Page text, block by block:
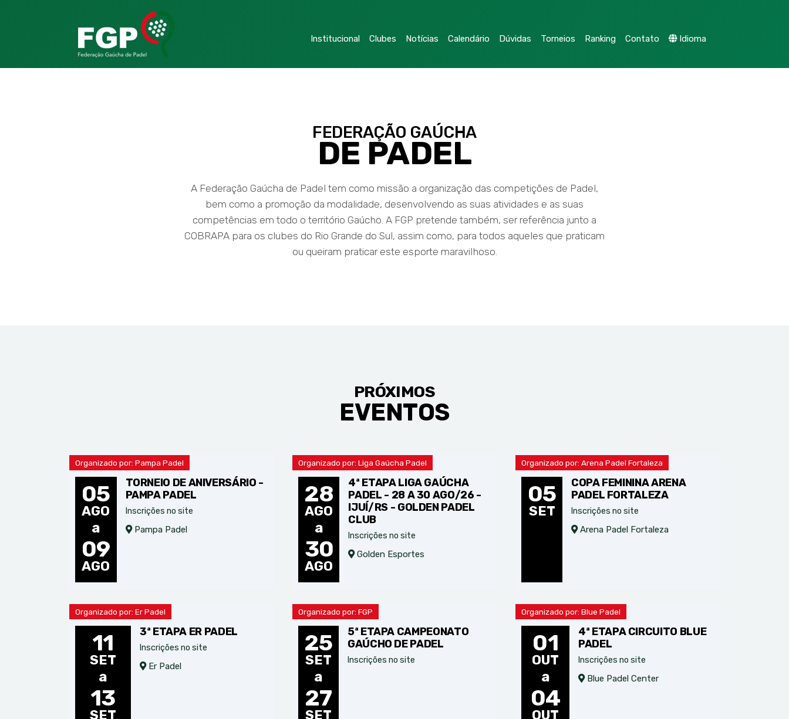
Institucional Clubes Notícias Calendário Dúvidas Torneios Ranking Contato Idioma
FEDERAÇÃO GAÚCHA
DE PADEL
A Federação Gaúcha de Padel tem como missão a organização das competições de Padel,
bem como a promoção da modalidade, desenvolvendo as suas atividades e as suas
competências em todo o território Gaúcho. A FGP pretende também, ser referência junto a
COBRAPA para os clubes do Rio Grande do Sul, assim como, para todos aqueles que praticam
ou queiram praticar este esporte maravilhoso.
PRÓXIMOS
EVENTOS
Organizado por: Pampa Padel
05
AGO
a
09
AGO
TORNEIO DE ANIVERSÁRIO -
PAMPA PADEL
Inscrições no site
Pampa Padel
Organizado por: Liga Gaúcha Padel
28
AGO
a
30
AGO
4ª ETAPA LIGA GAÚCHA
PADEL - 28 A 30 AGO/26 -
IJUÍ/RS - GOLDEN PADEL
CLUB
Inscrições no site
Golden Esportes
Organizado por: Arena Padel Fortaleza
05
SET
COPA FEMININA ARENA
PADEL FORTALEZA
Inscrições no site
Arena Padel Fortaleza
Organizado por: Er Padel
11
SET
a
13
SET
3ª ETAPA ER PADEL
Inscrições no site
Er Padel
Organizado por: FGP
25
SET
a
27
SET
5ª ETAPA CAMPEONATO
GAÚCHO DE PADEL
Inscrições no site
Organizado por: Blue Padel
01
OUT
a
04
OUT
4ª ETAPA CIRCUITO BLUE
PADEL
Inscrições no site
Blue Padel Center